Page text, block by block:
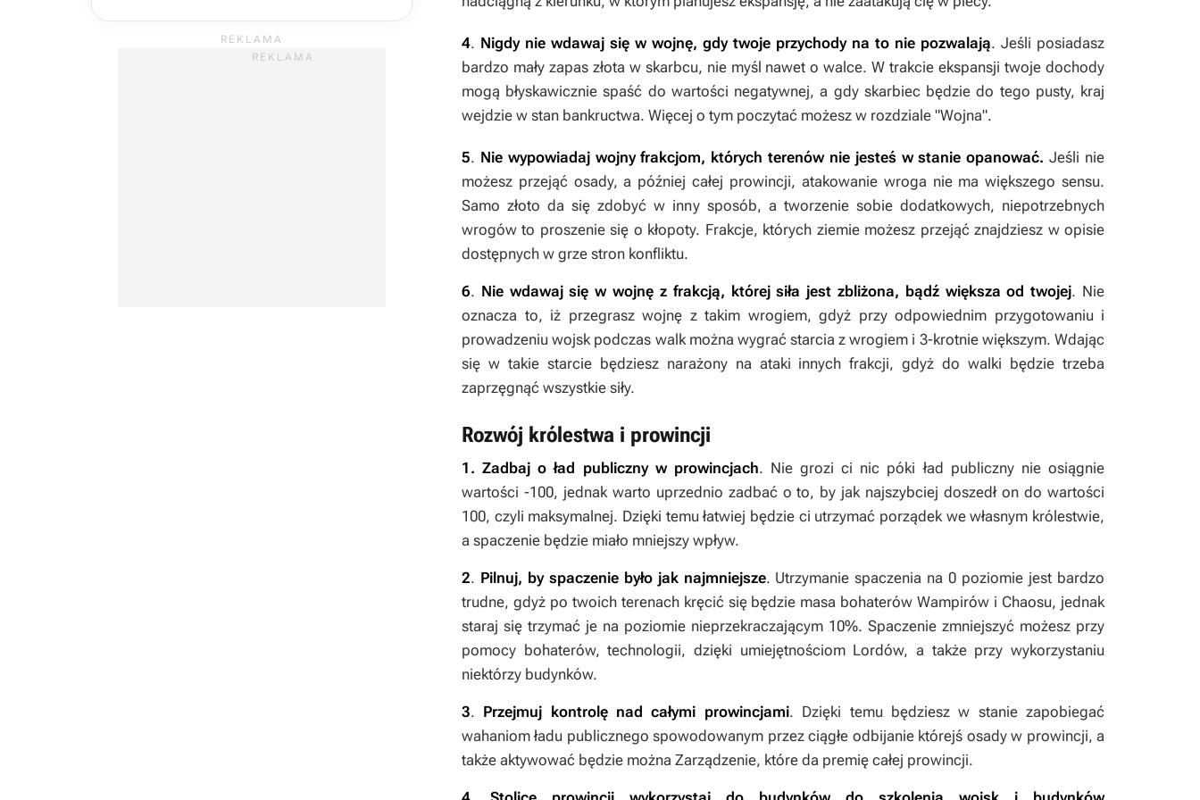
4. Nigdy nie wdawaj się w wojnę, gdy twoje przychody na to nie pozwalają. Jeśli posiadasz
bardzo mały zapas złota w skarbcu, nie myśl nawet o walce. W trakcie ekspansji twoje dochody
mogą błyskawicznie spaść do wartości negatywnej, a gdy skarbiec będzie do tego pusty, kraj
wejdzie w stan bankructwa. Więcej o tym poczytać możesz w rozdziale "Wojna".
5. Nie wypowiadaj wojny frakcjom, których terenów nie jesteś w stanie opanować.Jeśli nie
możesz przejąć osady, a później całej prowincji, atakowanie wroga nie ma większego sensu.
Samo złoto da się zdobyć w inny sposób, a tworzenie sobie dodatkowych, niepotrzebnych
wrogów to proszenie się o kłopoty. Frakcje, których ziemie możesz przejąć znajdziesz w opisie
dostępnych w grze stron konfliktu.
6. Nie wdawaj się w wojnę z frakcją, której siła jest zbliżona, bądź większa od twojej. Nie
oznacza to, iż przegrasz wojnę z takim wrogiem, gdyż przy odpowiednim przygotowaniu i
prowadzeniu wojsk podczas walk można wygrać starcia z wrogiem i 3-krotnie większym. Wdając
się w takie starcie będziesz narażony na ataki innych frakcji, gdyż do walki będzie trzeba
zaprzęgnąć wszystkie siły.
Rozwój królestwa i prowincji
1. Zadbaj o ład publiczny w prowincjach. Nie grozi ci nic póki ład publiczny nie osiągnie
wartości -100, jednak warto uprzednio zadbać o to, by jak najszybciej doszedł on do wartości
100, czyli maksymalnej. Dzięki temu łatwiej będzie ci utrzymać porządek we własnym królestwie,
a spaczenie będzie miało mniejszy wpływ.
2. Pilnuj, by spaczenie było jak najmniejsze. Utrzymanie spaczenia na 0 poziomie jest bardzo
trudne, gdyż po twoich terenach kręcić się będzie masa bohaterów Wampirów i Chaosu, jednak
staraj się trzymać je na poziomie nieprzekraczającym 10%. Spaczenie zmniejszyć możesz przy
pomocy bohaterów, technologii, dzięki umiejętnościom Lordów, a także przy wykorzystaniu
niektórzy budynków.
3. Przejmuj kontrolę nad całymi prowincjami. Dzięki temu będziesz w stanie zapobiegać
wahaniom ładu publicznego spowodowanym przez ciągłe odbijanie którejś osady w prowincji, a
także aktywować będzie można Zarządzenie, które da premię całej prowincji.